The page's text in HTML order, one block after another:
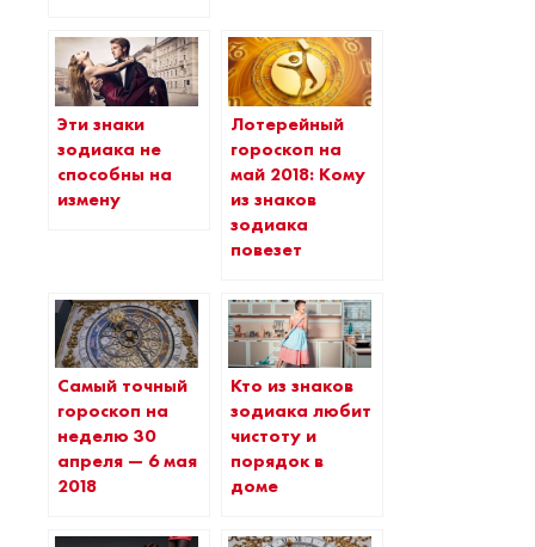
Эти знаки
зодиака не
способны на
измену
Лотерейный
гороскоп на
май 2018: Кому
из знаков
зодиака
повезет
Самый точный
гороскоп на
неделю 30
апреля — 6 мая
2018
Кто из знаков
зодиака любит
чистоту и
порядок в
доме